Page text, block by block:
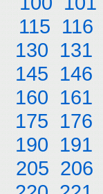
115 116
130 131
145 146
160 161
175 176
190 191
205 206